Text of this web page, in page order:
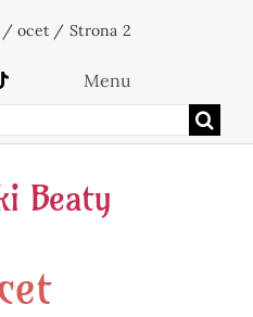
/ocet /Strona 2
Menu
Home
Ciasta
Beaty